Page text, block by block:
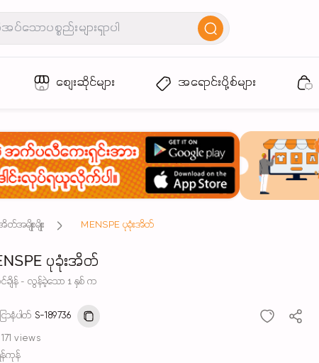
စျေးဆိုင်များ အရောင်းပို့စ်များ
မျိုးမျိုး MENSPE ပုခုံးအိတ်
ပုခုံးအိတ်
ချိန် - လွန်ခဲ့သော 1 နှစ် က
ြာနံပါတ် S-189736
171 views
န်ကုန်